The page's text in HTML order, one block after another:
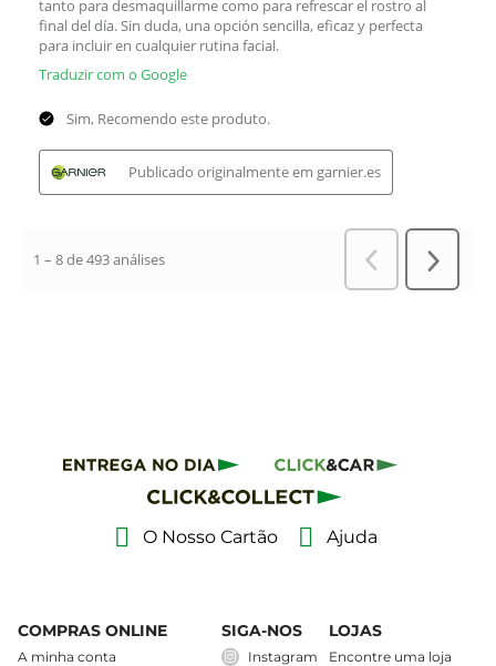
O Nosso Cartão Ajuda
COMPRAS ONLINE
A minha conta
SIGA-NOS
Instagram
LOJAS
Encontre uma loja